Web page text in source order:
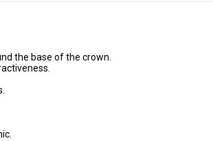
the base of the crown.